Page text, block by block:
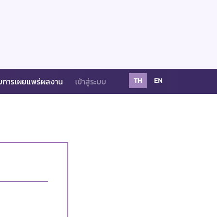
ารเผยแพร่ผลงาน เข้าสู่ระบบ TH EN